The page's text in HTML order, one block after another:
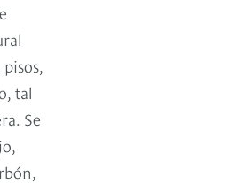
tal
Se